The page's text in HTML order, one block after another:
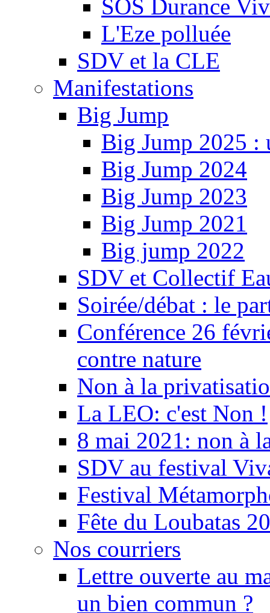
SOS Durance
L'Eze polluée
SDV et la CLE
Manifestations
Big Jump
Big Jump 2025 :
Big Jump 2024
Big Jump 2023
Big Jump 2021
Big jump 2022
SDV et Collectif
Soirée/débat : le
Conférence 26
contre nature
Non à la
La LEO: c'est Non !
8 mai 2021: non à
SDV au festival
Festival
Fête du Loubatas
Nos courriers
Lettre ouverte au
un bien commun ?